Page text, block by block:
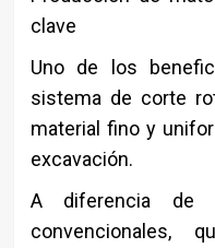
clave
Uno de los
sistema de corte
material fino y
excavación.
A diferencia de
convencionales,